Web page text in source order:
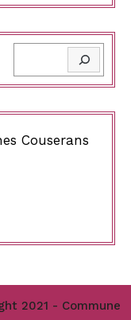
Couserans
2021 - Commune